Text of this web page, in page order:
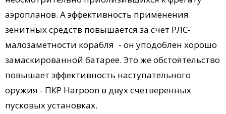
аэропланов. А эффективность применения
зенитных средств повышается за счет РЛС-
малозаметности корабля - он уподоблен хорошо
замаскированной батарее. Это же обстоятельство
повышает эффективность наступательного
оружия - ПКР Harpoon в двух счетверенных
пусковых установках.